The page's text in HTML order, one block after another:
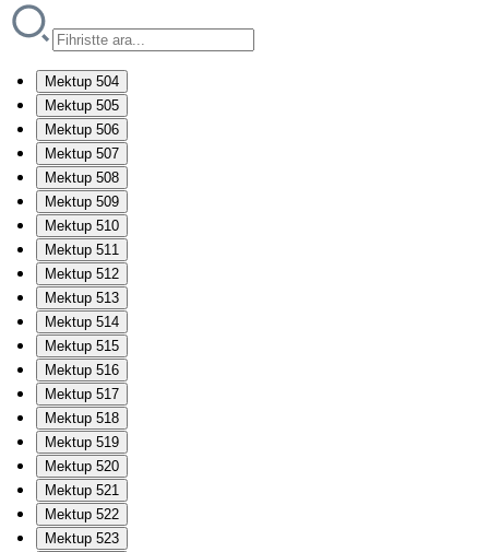
Mektup 504
Mektup 505
Mektup 506
Mektup 507
Mektup 508
Mektup 509
Mektup 510
Mektup 511
Mektup 512
Mektup 513
Mektup 514
Mektup 515
Mektup 516
Mektup 517
Mektup 518
Mektup 519
Mektup 520
Mektup 521
Mektup 522
Mektup 523